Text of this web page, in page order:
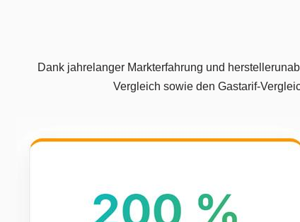
Dank jahrelanger Markterfahrung und
Vergleich sowie den Gastarif-